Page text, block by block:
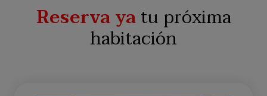
Reserva yatu próxima
habitación